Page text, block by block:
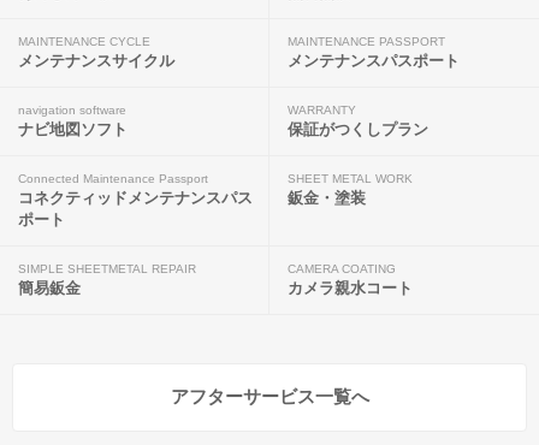
MAINTENANCE CYCLE
メンテナンスサイクル
MAINTENANCE PASSPORT
メンテナンスパスポート
navigation software
ナビ地図ソフト
WARRANTY
保証がつくしプラン
Connected Maintenance Passport
コネクティッドメンテナンスパス
ポート
SHEET METAL WORK
鈑金・塗装
SIMPLE SHEETMETAL REPAIR
簡易鈑金
CAMERA COATING
カメラ親水コート
アフターサービス一覧へ